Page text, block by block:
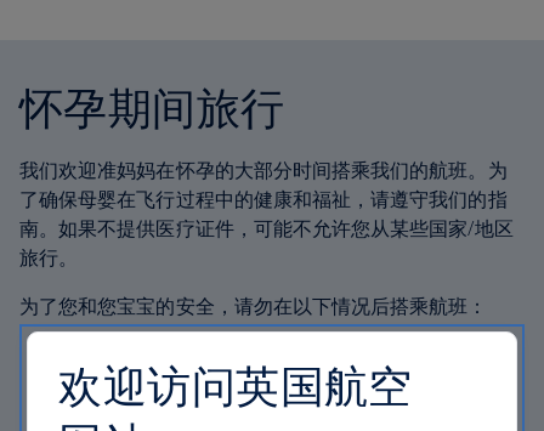
怀孕期间旅行
我们欢迎准妈妈在怀孕的大部分时间搭乘我们的航班。为
了确保母婴在飞行过程中的健康和福祉，请遵守我们的指
南。如果不提供医疗证件，可能不允许您从某些国家/地区
旅行。
为了您和您宝宝的安全，请勿在以下情况后搭乘航班：
如果您怀有多胞胎，并且孕期已超过 32 周
欢迎访问英国航空